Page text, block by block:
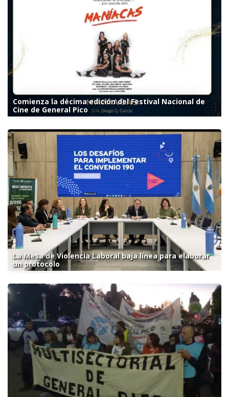
Comienza la décima edición del Festival Nacional de
Cine de General Pico
La Mesa de Violencia Laboral baja línea para elaborar
un protocolo